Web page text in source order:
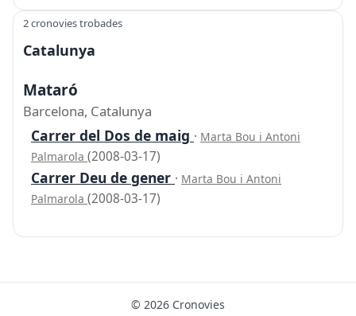
2 cronovies trobades
Catalunya
Mataró
Barcelona, Catalunya
Carrer del Dos de maig · Marta Bou i Antoni
Palmarola (2008-03-17)
Carrer Deu de gener · Marta Bou i Antoni
Palmarola (2008-03-17)
© 2026 Cronovies